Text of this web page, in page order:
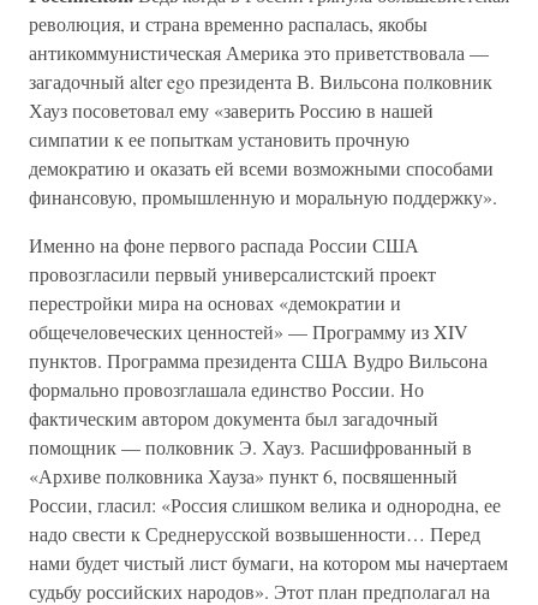
революция, и страна временно распалась, якобы
антикоммунистическая Америка это приветствовала —
загадочный alter ego президента В. Вильсона полковник
Хауз посоветовал ему «заверить Россию в нашей
симпатии к ее попыткам установить прочную
демократию и оказать ей всеми возможными способами
финансовую, промышленную и моральную поддержку».
Именно на фоне первого распада России США
провозгласили первый универсалистский проект
перестройки мира на основах «демократии и
общечеловеческих ценностей» — Программу из XIV
пунктов. Программа президента США Вудро Вильсона
формально провозглашала единство России. Но
фактическим автором документа был загадочный
помощник — полковник Э. Хауз. Расшифрованный в
«Архиве полковника Хауза» пункт 6, посвяшенный
России, гласил: «Россия слишком велика и однородна, ее
надо свести к Среднерусской возвышенности… Перед
нами будет чистый лист бумаги, на котором мы начертаем
судьбу российских народов». Этот план предполагал на